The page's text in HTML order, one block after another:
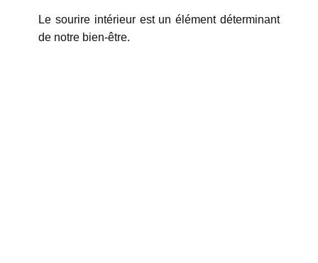
Le sourire intérieur est un élément déterminant
de notre bien-être.